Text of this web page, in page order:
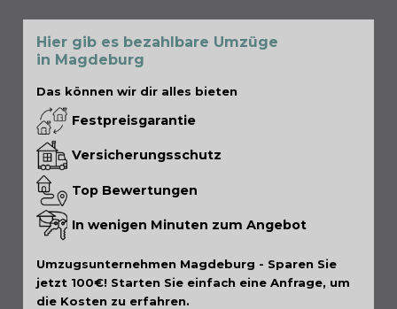
Hier gib es bezahlbare Umzüge
in Magdeburg
Das können wir dir alles bieten
Festpreisgarantie
Versicherungsschutz
Top Bewertungen
In wenigen Minuten zum Angebot
Umzugsunternehmen Magdeburg - Sparen Sie
jetzt 100€! Starten Sie einfach eine Anfrage, um
die Kosten zu erfahren.